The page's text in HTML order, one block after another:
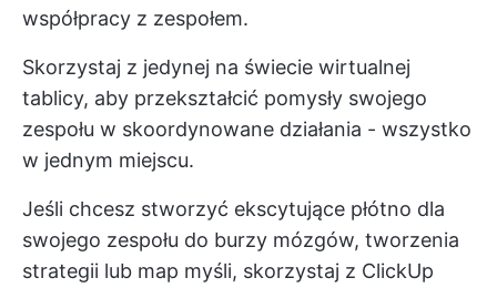
współpracy z zespołem.
Skorzystaj z jedynej na świecie wirtualnej
tablicy, aby przekształcić pomysły swojego
zespołu w skoordynowane działania - wszystko
w jednym miejscu.
Jeśli chcesz stworzyć ekscytujące płótno dla
swojego zespołu do burzy mózgów, tworzenia
strategii lub map myśli, skorzystaj z ClickUp